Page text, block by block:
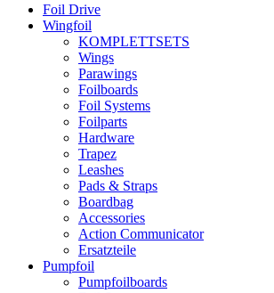
Foil Drive
Wingfoil
KOMPLETTSETS
Wings
Parawings
Foilboards
Foil Systems
Foilparts
Hardware
Trapez
Leashes
Pads & Straps
Boardbag
Accessories
Action Communicator
Ersatzteile
Pumpfoil
Pumpfoilboards